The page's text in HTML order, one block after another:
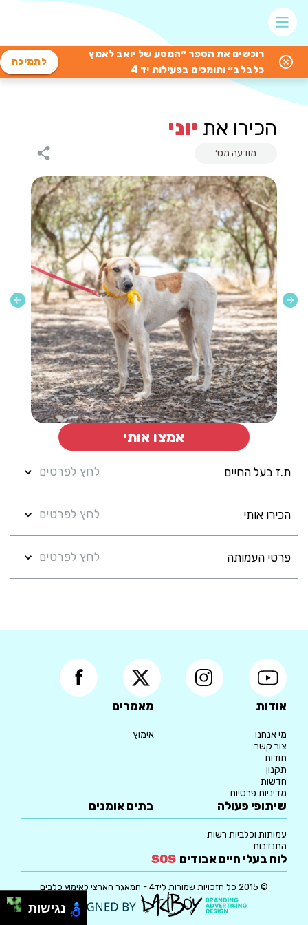
רוכשים את הספר ״המסע של יואב לאמץ
כלבלב״ ותומכים בפעילות יד 4
לתמיכה
הכירו את יוני
מודעה מס׳
ת.ז בעל החיים לחץ לפרטים
הכירו אותי לחץ לפרטים
פרטי העמותה לחץ לפרטים
אמצו אותי
אודות
מי אנחנו
צור קשר
תודות
תקנון
חדשות
מדיניות פרטיות
מאמרים
אימוץ
שיתופי פעולה
עמותות וכלביות רשות
התנדבות
בתים אומנים
לוח בעלי חיים אבודים SOS
© 2015 כל הזכויות שמורות ליד4 - המאגר הארצי לאימוץ כלבים
נגישות